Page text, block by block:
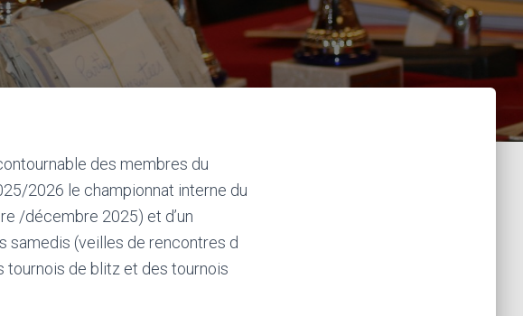
des membres du
2026 le championnat interne du
/décembre 2025) et d’un
samedis (veilles de rencontres d
tournois de blitz et des tournois